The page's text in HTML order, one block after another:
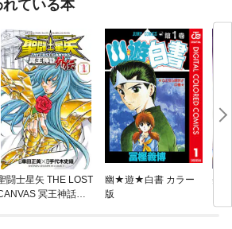
ている本
闘士星矢 THE LOST
冥王神話外
幽★遊★白書 カラー
版
美